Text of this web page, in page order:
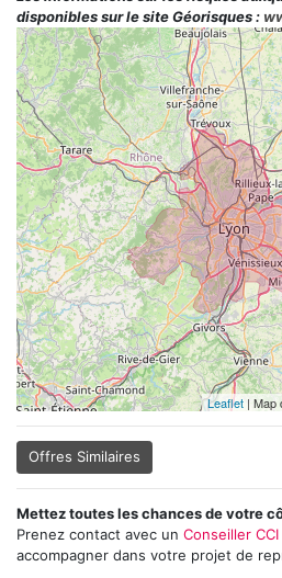
disponibles sur le site Géorisques :
Leaflet |
Offres Similaires
Mettez toutes les chances de votre
Prenez contact avec un Conseiller
accompagner dans votre projet de